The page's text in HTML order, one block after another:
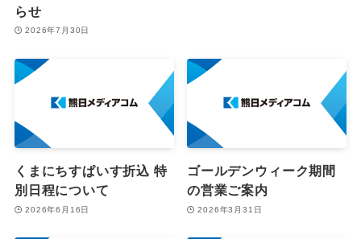
らせ
2026年7月30日
くまにちすぱいす折込 特
別日程について
2026年6月16日
ゴールデンウィーク期間
の営業ご案内
2026年3月31日